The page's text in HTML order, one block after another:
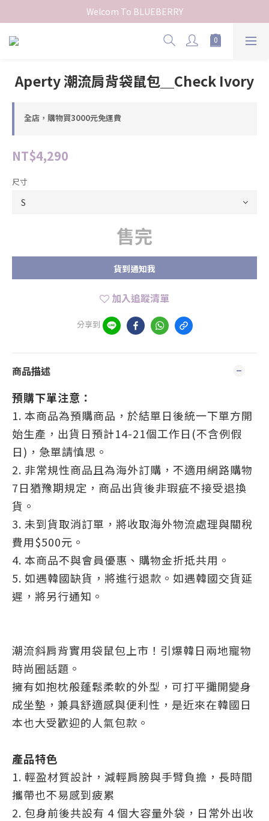
Welcom To BLUEBERRY
Aperty 潮流肩背袋鼠包＿Check Ivory
全店，購物買3000元免運費
NT$4,290
尺寸
售完
貨到通知我
加入追蹤清單
分享到
商品描述
預購下單注意：
1. 本商品為預購商品，於結單日後統一下單方開
始生產，出貨日預計14-21個工作日(不含例假
日)，急單請慎思。
2. 非常規性商品且為海外訂購，不適用網路購物
7日猶豫期規定，商品出貨後非瑕疵不接受退換
貨。
3. 未到貨取消訂單，將收取海外物流處理與關稅
費用$500元。
4. 本商品不與會員優惠、購物金折抵共用。
5. 如遇韓國缺貨，將進行退款。如遇韓國交貨延
遲，將另行通知。
潮流斜肩背實用袋鼠包上市！引爆韓日兩地寵物
時尚圈話題。
擁有如抱枕般蓬鬆柔軟的外型，可打平攤開變身
成坐墊，兼具舒適感與便利性，是近來在韓國日
本也大受歡迎的人氣包款。
產品特色
1. 輕盈材質設計，減輕肩膀與手臂負擔，長時間
攜帶也不易感到疲累
2. 包身前後共設有 4 個大容量外袋，日常外出收